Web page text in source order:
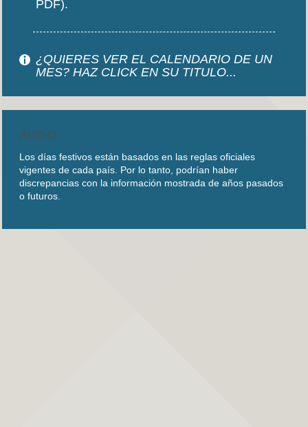
PDF).
¿QUIERES VER EL CALENDARIO DE UN
MES? HAZ CLICK EN SU TITULO...
AVISO
Los días festivos están basados en las reglas oficiales
vigentes de cada país. Por lo tanto, podrían haber
discrepancias con la información mostrada de años pasados
o futuros.